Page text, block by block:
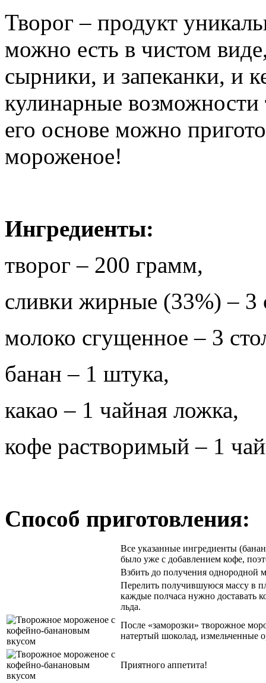
Творог – продукт
можно есть в чистом
сырники, и запеканки, и
кулинарные возможности
его основе можно
мороженое!
Ингредиенты:
творог – 200 грамм,
сливки жирные (33%) – 3
молоко сгущенное – 3
банан – 1 штука,
какао – 1 чайная ложка,
кофе растворимый – 1
Способ приготовления:
Все указанные ингредиенты
было уже с добавлением кофе,
Взбить до получения однородной
Перелить получившуюся массу в
каждые полчаса нужно доставать
льда.
После «заморозки» творожное
натертый шоколад, измельченные
Приятного аппетита!